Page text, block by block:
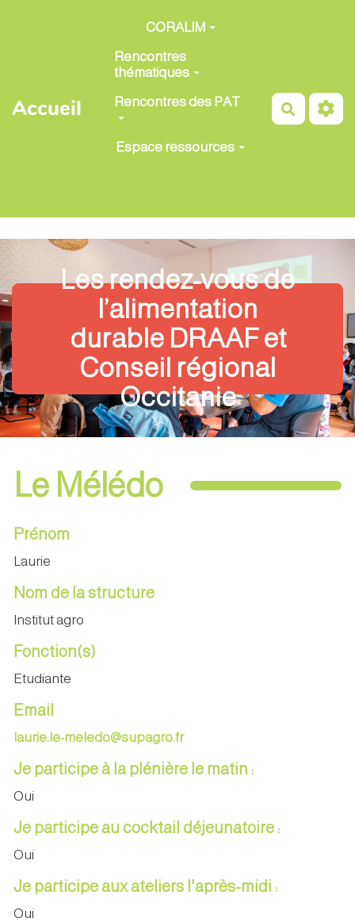
Aller au contenu principal
Accueil
CORALIM
Rencontres
thématiques
Rencontres des PAT
Espace ressources
Les rendez-vous de
l’alimentation
durable DRAAF et
Conseil régional
Occitanie
Le Mélédo
Prénom
Laurie
Nom de la structure
Institut agro
Fonction(s)
Etudiante
Email
laurie.le-meledo@supagro.fr
Je participe à la plénière le matin :
Oui
Je participe au cocktail déjeunatoire :
Oui
Je participe aux ateliers l'après-midi :
Oui